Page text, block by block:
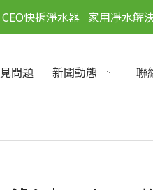
CEO快拆淨水器 家用凈水解
問題 新聞動態 聯